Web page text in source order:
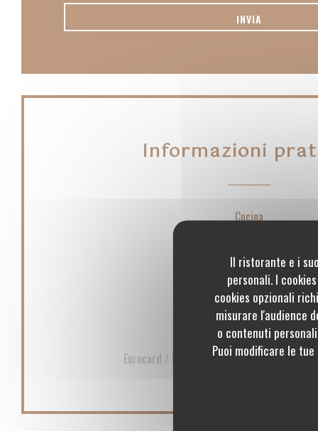
Il ristorante e i
personali. I
cookies opzionali
misurare l'audience
o contenuti
Puoi modificare le
Informazioni
Cucina
Servizi
Aria condizionata
Metodo di pagamento
Eurocard / Mastercard, Contanti, Visa,